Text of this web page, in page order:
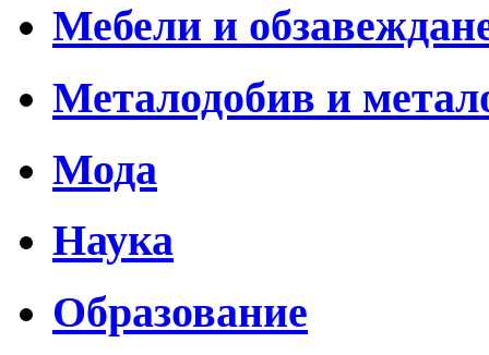
Мебели и
Металодобив и
Мода
Наука
Образование